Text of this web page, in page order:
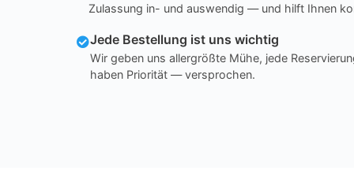
Zulassung in- und auswendig — und hilft Ihnen
Jede Bestellung ist uns wichtig
Wir geben uns allergrößte Mühe, jede
haben Priorität — versprochen.